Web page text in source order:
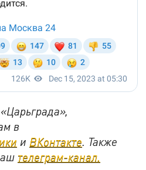
в
и ВКонтакте. Также
телеграм-канал.